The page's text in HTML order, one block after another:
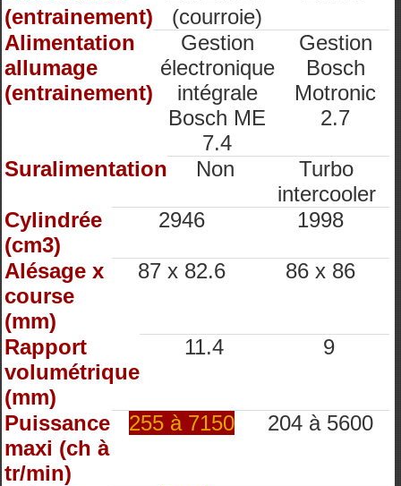
(entrainement)
(courroie)
Alimentation
allumage
(entrainement)
Gestion
électronique
intégrale
Bosch ME
7.4
Gestion
Bosch
Motronic
2.7
Suralimentation Non
Turbo
intercooler
Cylindrée
(cm3)
2946 1998
Alésage x
course
(mm)
87 x 82.6 86 x 86
Rapport
volumétrique
(mm)
11.4 9
Puissance
maxi (ch à
tr/min)
255 à 7150 204 à 5600